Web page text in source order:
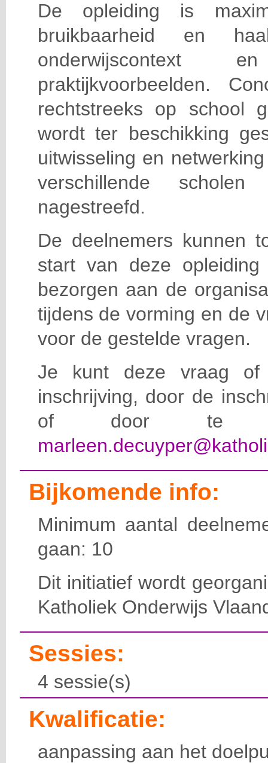
De opleiding is
bruikbaarheid en
praktijkvoorbeelden.
rechtstreeks op school
wordt ter beschikking
uitwisseling en
verschillende scholen
nagestreefd.
De deelnemers kunnen
start van deze
bezorgen aan de
tijdens de vorming en de
voor de gestelde vragen.
Je kunt deze vraag of
inschrijving, door de
of door te e-
Bijkomende info:
Minimum aantal
gaan: 10
Dit initiatief wordt
Katholiek Onderwijs
Sessies:
4 sessie(s)
Kwalificatie:
aanpassing aan het